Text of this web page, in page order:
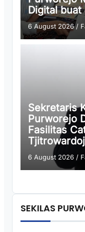
Digital buat
6 August 2026/
Sekretaris
Purworejo
Fasilitas
6 August 2026 /
SEKILAS